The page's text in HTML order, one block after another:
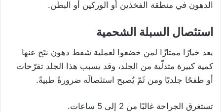
الدهون في منطقة الفخذين أو الوركين أو البطن.
استئصال السبلة الشحمية
يعد خيارًا ممتازًا لمن خضعوا لعملية شفط دهون نتَج عنها
كمية كبيرة متدلّية من الجلد، وقد يسبب هذا الجلد تقرّحات
أو طفحًا جلديًا ومن ثَمّ يُصبح استئصالَه ضرورةً طبيةً.
تستغرق الجراحة غالبًا من 2 إلى 5 ساعات.